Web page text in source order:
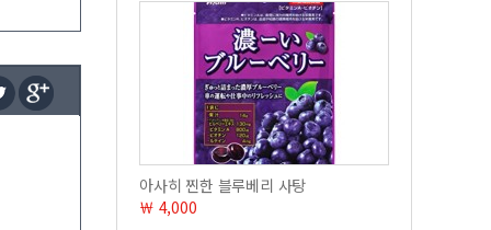
아사히 찐한 블루베리 사탕
￦ 4,000